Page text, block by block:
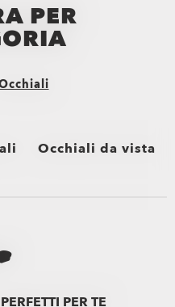
PER
Occhiali da vista
Sport Performance
PER TE